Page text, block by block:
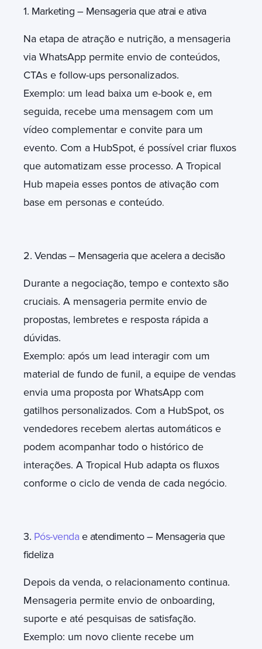
1. Marketing – Mensageria que atrai e ativa
Na etapa de atração e nutrição, a mensageria
via WhatsApp permite envio de conteúdos,
CTAs e follow-ups personalizados.
Exemplo: um lead baixa um e-book e, em
seguida, recebe uma mensagem com um
vídeo complementar e convite para um
evento. Com a HubSpot, é possível criar fluxos
que automatizam esse processo. A Tropical
Hub mapeia esses pontos de ativação com
base em personas e conteúdo.
2. Vendas – Mensageria que acelera a decisão
Durante a negociação, tempo e contexto são
cruciais. A mensageria permite envio de
propostas, lembretes e resposta rápida a
dúvidas.
Exemplo: após um lead interagir com um
material de fundo de funil, a equipe de vendas
envia uma proposta por WhatsApp com
gatilhos personalizados. Com a HubSpot, os
vendedores recebem alertas automáticos e
podem acompanhar todo o histórico de
interações. A Tropical Hub adapta os fluxos
conforme o ciclo de venda de cada negócio.
3. Pós-venda e atendimento – Mensageria que
fideliza
Depois da venda, o relacionamento continua.
Mensageria permite envio de onboarding,
suporte e até pesquisas de satisfação.
Exemplo: um novo cliente recebe um